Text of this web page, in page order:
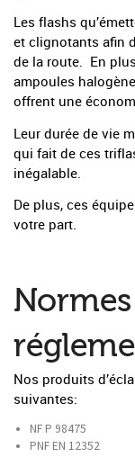
Les flashs
et clignotants afin
de la route. En
ampoules
offrent une
Leur durée de vie
qui fait de ces
inégalable.
De plus, ces
votre part.
Nos produits
suivantes:
NF P 98475
PNF EN 12352